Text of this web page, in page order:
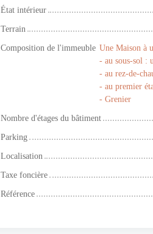
État intérieur
Terrain
Composition de l'immeuble Une Maison à
- au sous-sol :
- au rez-de-chaussée
- au premier étage : une
- Grenier
Nombre d'étages du bâtiment
Parking
Localisation
Taxe foncière
Référence